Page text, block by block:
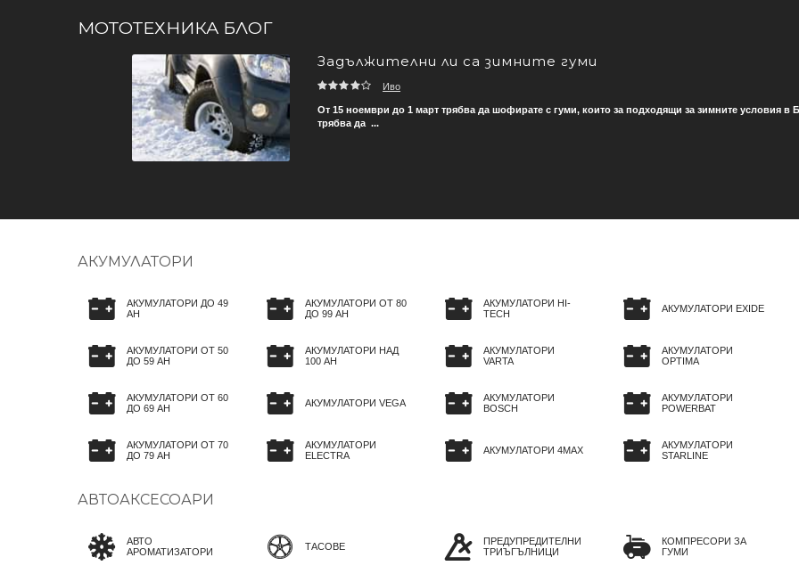
МОТОТЕХНИКА БЛОГ
Задължителни ли са зимните гуми
Иво
От 15 ноември до 1 март трябва да шофирате с гуми, които за подходящи за зимните условия в
трябва да ...
АКУМУЛАТОРИ
АКУМУЛАТОРИ ДО 49
AH
АКУМУЛАТОРИ ОТ 50
ДО 59 AH
АКУМУЛАТОРИ ОТ 60
ДО 69 AH
АКУМУЛАТОРИ ОТ 70
ДО 79 AH
АКУМУЛАТОРИ ОТ 80
ДО 99 AH
АКУМУЛАТОРИ НАД
100 AH
АКУМУЛАТОРИ VEGA
АКУМУЛАТОРИ
ELECTRA
АКУМУЛАТОРИ HI-
TECH
АКУМУЛАТОРИ
VARTA
АКУМУЛАТОРИ
BOSCH
АКУМУЛАТОРИ 4MAX
АКУМУЛАТОРИ EXIDE
АКУМУЛАТОРИ
OPTIMA
АКУМУЛАТОРИ
POWERBAT
АКУМУЛАТОРИ
STARLINE
АВТОАКСЕСОАРИ
АВТО
АРОМАТИЗАТОРИ
ТАСОВЕ
ПРЕДУПРЕДИТЕЛНИ
ТРИЪГЪЛНИЦИ
КОМПРЕСОРИ ЗА
ГУМИ